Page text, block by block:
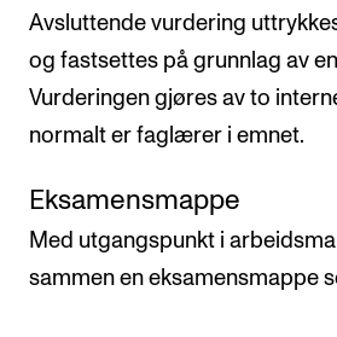
Avsluttende vurdering
og fastsettes på grunnlag av
Vurderingen gjøres av to
normalt er faglærer i emnet.
Eksamensmappe
Med utgangspunkt i
sammen en eksamensmappe